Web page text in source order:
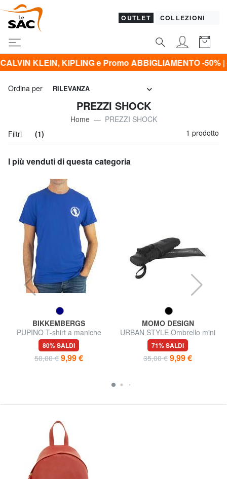
OUTLET COLLEZIONI
KIPLING e Promo ABBIGLIAMENTO -50% | -60% | -
Ordina per RILEVANZA
PREZZI SHOCK
Home
PREZZI SHOCK
Filtri
(1) 1 prodotto
I più venduti di questa categoria
BIKKEMBERGS
PUPINO T-shirt a maniche
corte
80% SALDI
50,00 € 9,99 €
MOMO DESIGN
URBAN STYLE Ombrello mini
71% SALDI
35,00 € 9,99 €